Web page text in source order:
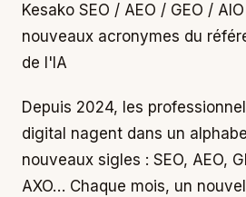
Kesako SEO / AEO / GEO /
nouveaux acronymes du
de l'IA
Depuis 2024, les
digital nagent dans un
nouveaux sigles : SEO, AEO,
AXO… Chaque mois, un